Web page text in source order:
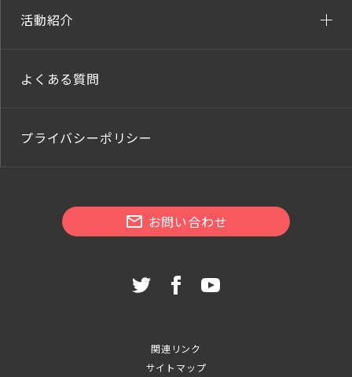
活動紹介
よくある質問
プライバシーポリシー
お問い合わせ
関連リンク
サイトマップ